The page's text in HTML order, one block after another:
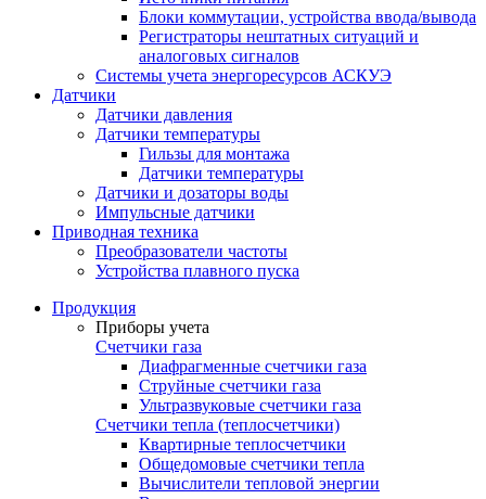
Блоки коммутации, устройства ввода/вывода
Регистраторы нештатных ситуаций и
аналоговых сигналов
Системы учета энергоресурсов АСКУЭ
Датчики
Датчики давления
Датчики температуры
Гильзы для монтажа
Датчики температуры
Датчики и дозаторы воды
Импульсные датчики
Приводная техника
Преобразователи частоты
Устройства плавного пуска
Продукция
Приборы учета
Счетчики газа
Диафрагменные счетчики газа
Струйные счетчики газа
Ультразвуковые счетчики газа
Счетчики тепла (теплосчетчики)
Квартирные теплосчетчики
Общедомовые счетчики тепла
Вычислители тепловой энергии